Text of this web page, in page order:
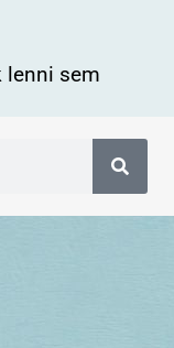
lenni sem